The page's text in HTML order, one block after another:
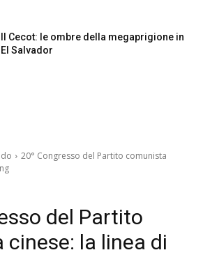
Il Cecot: le ombre della megaprigione in
El Salvador